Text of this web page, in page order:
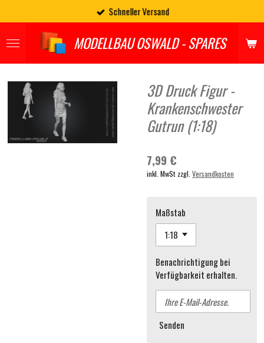
Hauptinhalt
springen
MODELLBAU OSWALD - SPARES
Schneller Versand
3D Druck Figur -
Krankenschwester
Gutrun (1:18)
7,99 €
inkl. MwSt zzgl. Versandkosten
Maßstab
Benachrichtigung bei
Verfügbarkeit erhalten.
Senden